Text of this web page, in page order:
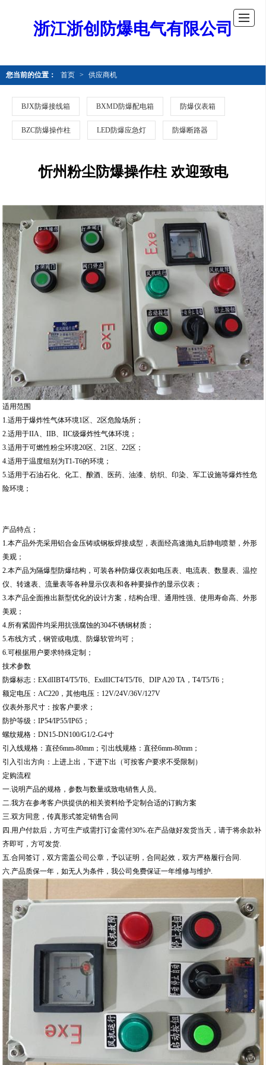
浙江浙创防爆电气有限公司
您当前的位置： 首页 > 供应商机
BJX防爆接线箱 BXMD防爆配电箱 防爆仪表箱
BZC防爆操作柱 LED防爆应急灯 防爆断路器
忻州粉尘防爆操作柱 欢迎致电
适用范围
1.适用于爆炸性气体环境1区、2区危险场所；
2.适用于IIA、IIB、IIC级爆炸性气体环境；
3.适用于可燃性粉尘环境20区、21区、22区；
4.适用于温度组别为T1-T6的环境；
5.适用于石油石化、化工、酿酒、医药、油漆、纺织、印染、军工设施等爆炸性危
险环境；
产品特点；
1.本产品外壳采用铝合金压铸或钢板焊接成型，表面经高速抛丸后静电喷塑，外形
美观；
2.本产品为隔爆型防爆结构，可装各种防爆仪表如电压表、电流表、数显表、温控
仪、转速表、流量表等各种显示仪表和各种要操作的显示仪表；
3.本产品全面推出新型优化的设计方案，结构合理、通用性强、使用寿命高、外形
美观；
4.所有紧固件均采用抗强腐蚀的304不锈钢材质；
5.布线方式，钢管或电缆、防爆软管均可；
6.可根据用户要求特殊定制；
技术参数
防爆标志：EXdIIBT4/T5/T6、ExdIICT4/T5/T6、DIP A20 TA，T4/T5/T6；
额定电压：AC220，其他电压：12V/24V/36V/127V
仪表外形尺寸：按客户要求；
防护等级：IP54/IP55/IP65；
螺纹规格：DN15-DN100/G1/2-G4寸
引入线规格：直径6mm-80mm；引出线规格：直径6mm-80mm；
引入引出方向：上进上出，下进下出（可按客户要求不受限制）
定购流程
一.说明产品的规格，参数与数量或致电销售人员。
二.我方在参考客户供提供的相关资料给予定制合适的订购方案
三.双方同意，传真形式签定销售合同
四.用户付款后，方可生产或需打订金需付30%.在产品做好发货当天，请于将余款补
齐即可，方可发货.
五.合同签订，双方需盖公司公章，予以证明，合同起效，双方严格履行合同.
六.产品质保一年，如无人为条件，我公司免费保证一年维修与维护.